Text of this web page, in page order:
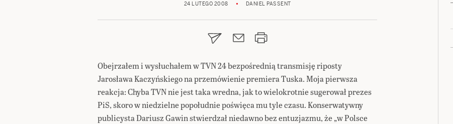
24 LUTEGO 2008 DANIEL PASSENT
Obejrzałem i wysłuchałem w TVN 24 bezpośrednią transmisję riposty
Jarosława Kaczyńskiego na przemówienie premiera Tuska. Moja pierwsza
reakcja: Chyba TVN nie jest taka wredna, jak to wielokrotnie sugerował prezes
PiS, skoro w niedzielne popołudnie poświęca mu tyle czasu. Konserwatywny
publicysta Dariusz Gawin stwierdzał niedawno bez entuzjazmu, że „w Polsce